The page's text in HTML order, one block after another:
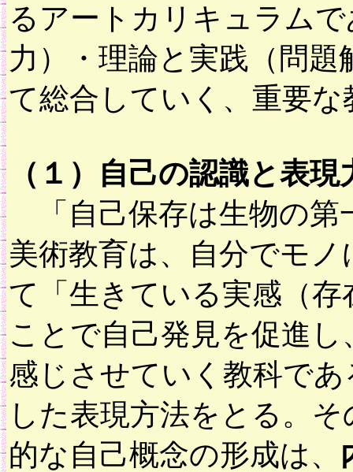
るアートカリキュラム
力）・理論と実践（問
て総合していく、重要
（１）自己の認識と表現
「自己保存は生物の第
美術教育は、自分でモ
て「生きている実感（
ことで自己発見を促進
感じさせていく教科で
した表現方法をとる。
的な自己概念の形成は、